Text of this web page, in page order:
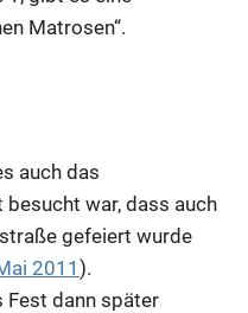
Matrosen“.
auch das
war, dass auch
gefeiert wurde
2011).
Fest dann später